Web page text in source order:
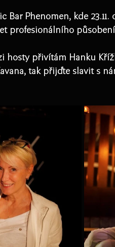
Phenomen, kde 23.11.
profesionálního
hosty přivítám Hanku
tak přijďte slavit s